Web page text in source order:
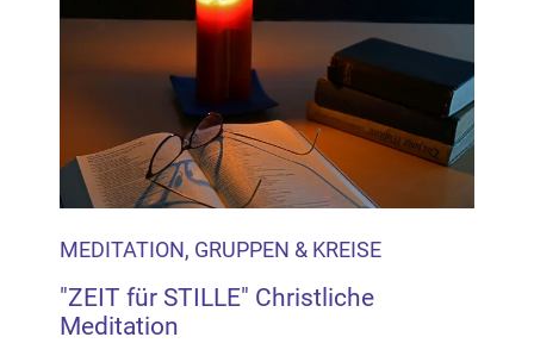
MEDITATION, GRUPPEN & KREISE
"ZEIT für STILLE" Christliche
Meditation